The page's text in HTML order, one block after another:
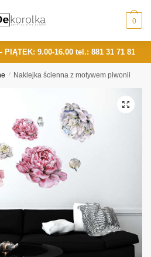
0
PIĄTEK: 9.00-16.00 tel.: 881 31 71 81
/ Naklejka ścienna z motywem piwonii